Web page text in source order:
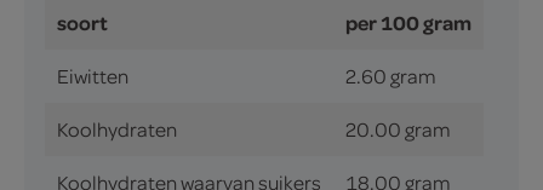
soort per 100 gram
Eiwitten 2.60 gram
Koolhydraten 20.00 gram
Koolhydraten waarvan suikers 18.00 gram